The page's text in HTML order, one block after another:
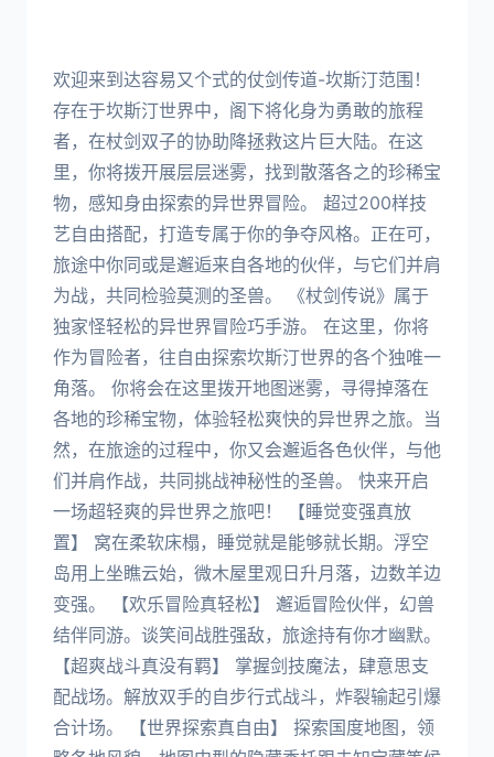
欢迎来到达容易又个式的仗剑传道-坎斯汀范围！
存在于坎斯汀世界中，阁下将化身为勇敢的旅程
者，在杖剑双子的协助降拯救这片巨大陆。在这
里，你将拨开展层层迷雾，找到散落各之的珍稀宝
物，感知身由探索的异世界冒险。 超过200样技
艺自由搭配，打造专属于你的争夺风格。正在可，
旅途中你同或是邂逅来自各地的伙伴，与它们并肩
为战，共同检验莫测的圣兽。 《杖剑传说》属于
独家怪轻松的异世界冒险巧手游。 在这里，你将
作为冒险者，往自由探索坎斯汀世界的各个独唯一
角落。 你将会在这里拨开地图迷雾，寻得掉落在
各地的珍稀宝物，体验轻松爽快的异世界之旅。当
然，在旅途的过程中，你又会邂逅各色伙伴，与他
们并肩作战，共同挑战神秘性的圣兽。 快来开启
一场超轻爽的异世界之旅吧！ 【睡觉变强真放
置】 窝在柔软床榻，睡觉就是能够就长期。浮空
岛用上坐瞧云始，微木屋里观日升月落，边数羊边
变强。 【欢乐冒险真轻松】 邂逅冒险伙伴，幻兽
结伴同游。谈笑间战胜强敌，旅途持有你才幽默。
【超爽战斗真没有羁】 掌握剑技魔法，肆意思支
配战场。解放双手的自步行式战斗，炸裂输起引爆
合计场。 【世界探索真自由】 探索国度地图，领